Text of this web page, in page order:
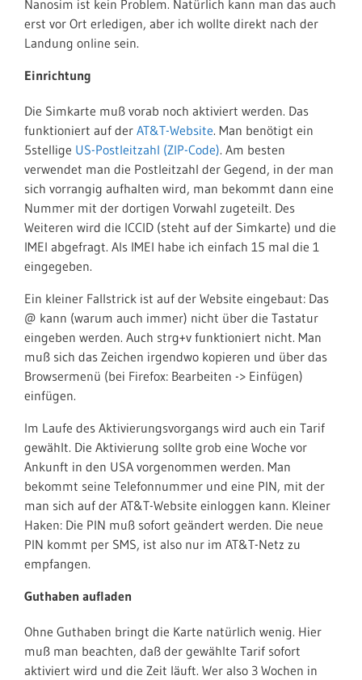
Nanosim ist kein Problem. Natürlich kann man das auch
erst vor Ort erledigen, aber ich wollte direkt nach der
Landung online sein.
Einrichtung
Die Simkarte muß vorab noch aktiviert werden. Das
funktioniert auf der AT&T-Website. Man benötigt ein
5stellige US-Postleitzahl (ZIP-Code). Am besten
verwendet man die Postleitzahl der Gegend, in der man
sich vorrangig aufhalten wird, man bekommt dann eine
Nummer mit der dortigen Vorwahl zugeteilt. Des
Weiteren wird die ICCID (steht auf der Simkarte) und die
IMEI abgefragt. Als IMEI habe ich einfach 15 mal die 1
eingegeben.
Ein kleiner Fallstrick ist auf der Website eingebaut: Das
@ kann (warum auch immer) nicht über die Tastatur
eingeben werden. Auch strg+v funktioniert nicht. Man
muß sich das Zeichen irgendwo kopieren und über das
Browsermenü (bei Firefox: Bearbeiten -> Einfügen)
einfügen.
Im Laufe des Aktivierungsvorgangs wird auch ein Tarif
gewählt. Die Aktivierung sollte grob eine Woche vor
Ankunft in den USA vorgenommen werden. Man
bekommt seine Telefonnummer und eine PIN, mit der
man sich auf der AT&T-Website einloggen kann. Kleiner
Haken: Die PIN muß sofort geändert werden. Die neue
PIN kommt per SMS, ist also nur im AT&T-Netz zu
empfangen.
Guthaben aufladen
Ohne Guthaben bringt die Karte natürlich wenig. Hier
muß man beachten, daß der gewählte Tarif sofort
aktiviert wird und die Zeit läuft. Wer also 3 Wochen in